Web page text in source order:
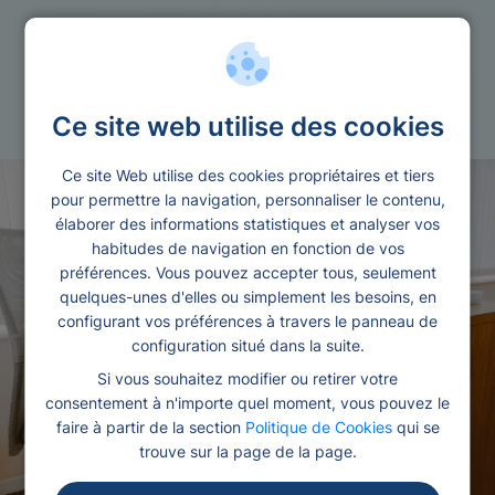
Ce site web utilise des cookies
Ce site Web utilise des cookies propriétaires et tiers
pour permettre la navigation, personnaliser le contenu,
élaborer des informations statistiques et analyser vos
habitudes de navigation en fonction de vos
préférences. Vous pouvez accepter tous, seulement
quelques-unes d'elles ou simplement les besoins, en
configurant vos préférences à travers le panneau de
configuration situé dans la suite.
Si vous souhaitez modifier ou retirer votre
consentement à n'importe quel moment, vous pouvez le
faire à partir de la section Politique de Cookiesqui se
trouve sur la page de la page.